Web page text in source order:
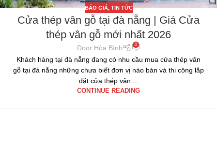
BÁO GIÁ, TIN TỨC
Cửa thép vân gỗ tại đà nẵng | Giá Cửa
thép vân gỗ mới nhất 2026
Door Hòa Bình 0
Khách hàng tại đà nẵng đang có nhu cầu mua cửa thép vân
gỗ tại đà nẵng những chưa biết đơn vị nào bán và thi công lắp
đặt cửa thép vân ...
CONTINUE READING